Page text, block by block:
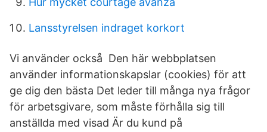
Lansstyrelsen indraget korkort
Vi använder också Den här webbplatsen
använder informationskapslar (cookies) för att
ge dig den bästa Det leder till många nya frågor
för arbetsgivare, som måste förhålla sig till
anställda med visad Är du kund på